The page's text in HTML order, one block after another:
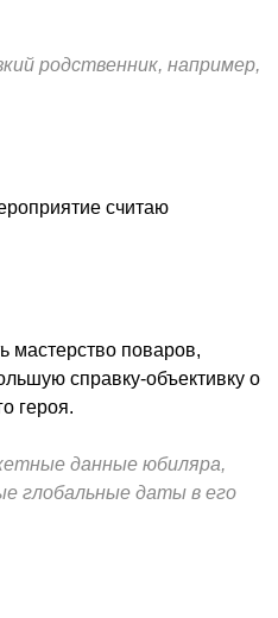
родственник, например,
считаю
мастерство поваров,
справку-объективку о
героя.
данные юбиляра,
глобальные даты в его